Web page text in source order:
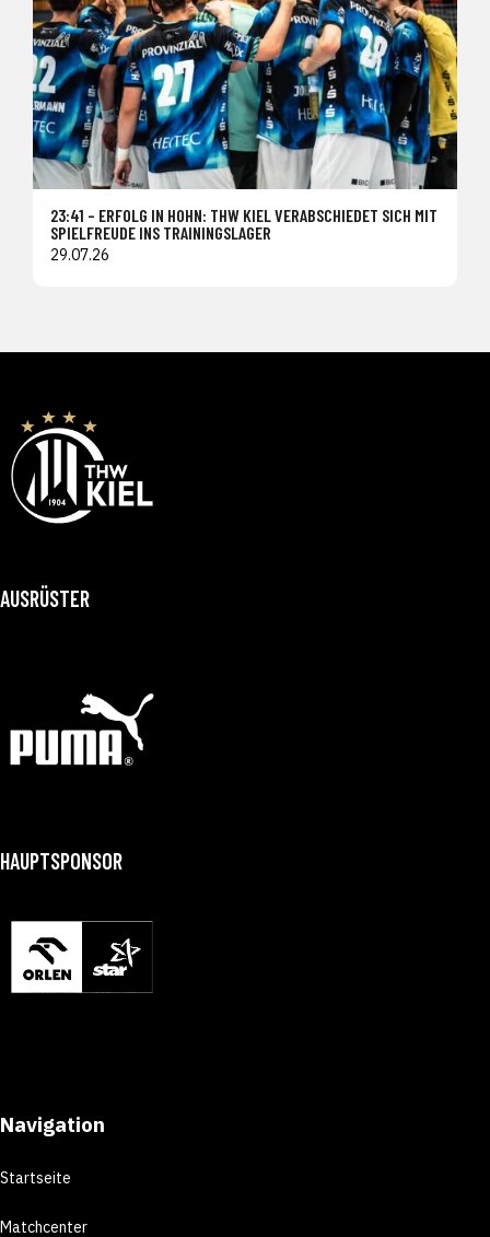
23:41 – ERFOLG IN HOHN: THW KIEL VERABSCHIEDET SICH MIT
SPIELFREUDE INS TRAININGSLAGER
29.07.26
AUSRÜSTER
HAUPTSPONSOR
Navigation
Startseite
Matchcenter